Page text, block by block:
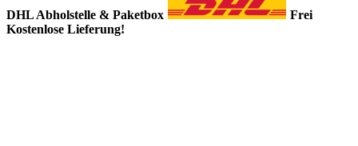
DHL Abholstelle & Paketbox
Frei
Kostenlose Lieferung!